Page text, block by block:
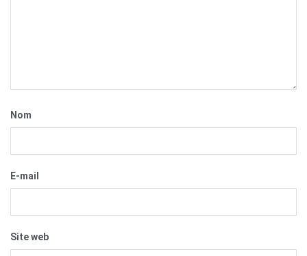
Nom
E-mail
Site web